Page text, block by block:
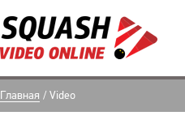
Главная / Video